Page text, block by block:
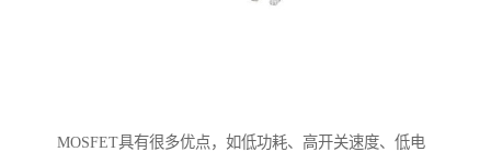
MOSFET具有很多优点，如低功耗、高开关速度、低电